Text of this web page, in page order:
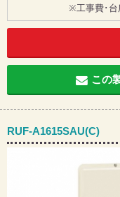
※工事費･台
この
RUF-A1615SAU(C)